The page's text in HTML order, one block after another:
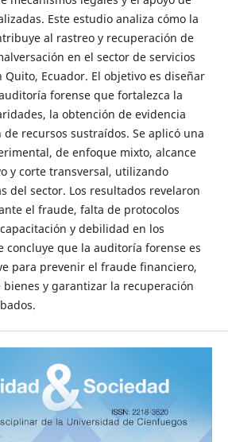
Este estudio analiza cómo la
al rastreo y recuperación de
en el sector de servicios
Ecuador. El objetivo es diseñar
forense que fortalezca la
la obtención de evidencia
recursos sustraídos. Se aplicó una
de enfoque mixto, alcance
y corte transversal, utilizando
del sector. Los resultados revelaron
el fraude, falta de protocolos
y debilidad en los
concluye que la auditoría forense es
para prevenir el fraude financiero,
y garantizar la recuperación